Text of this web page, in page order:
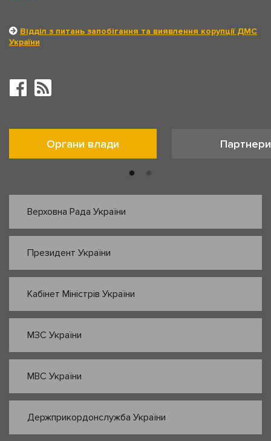
Відділ з питань запобігання та виявлення корупції ДМС
України
Органи влади Партнери
Верховна Рада України
Президент України
Кабінет Міністрів України
МЗС України
МВС України
Держприкордонслужба України